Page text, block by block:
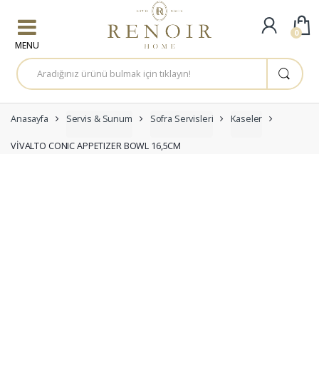
A
r
a
a
:
Anasayfa Servis & Sunum Sofra Servisleri Kaseler
VİVALTO CONIC APPETIZER BOWL 16,5CM
0